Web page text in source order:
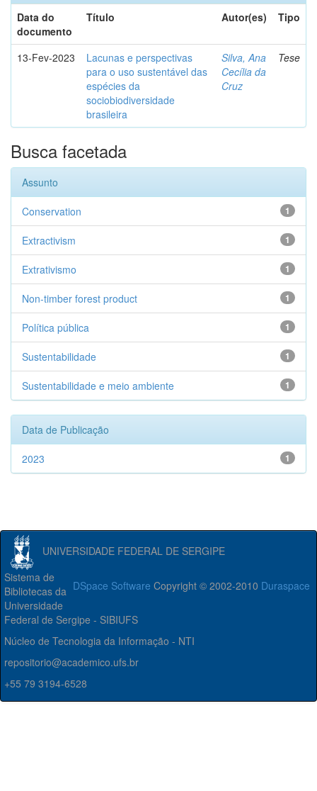
Data do
documento
Título Autor(es) Tipo
13-Fev-2023
Lacunas e perspectivas
para o uso sustentável das
espécies da
sociobiodiversidade
brasileira
Silva, Ana
Cecília da
Cruz
Tese
Busca facetada
Assunto
1
Conservation
1
Extractivism
1
Extrativismo
1
Non-timber forest product
1
Política pública
1
Sustentabilidade
1
Sustentabilidade e meio ambiente
Data de Publicação
1
2023
UNIVERSIDADE FEDERAL DE SERGIPE
DSpace Software Copyright © 2002-2010 Duraspace
Sistema de
Bibliotecas da
Universidade
Federal de Sergipe - SIBIUFS
Núcleo de Tecnologia da Informação - NTI
repositorio@academico.ufs.br
+55 79 3194-6528